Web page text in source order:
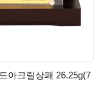
아크릴상패 26.25g(7